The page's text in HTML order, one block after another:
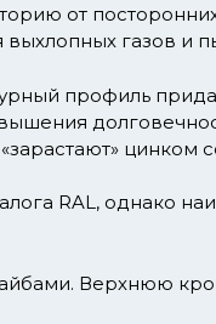
от
газов и
профиль
цинком
RAL, однако
Верхнюю